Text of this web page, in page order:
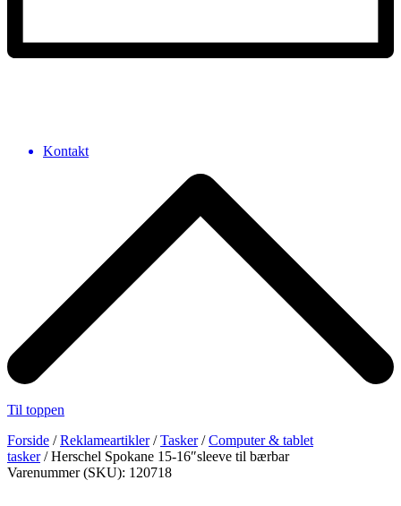
Kontakt
Til toppen
Forside /Reklameartikler/Tasker/Computer & tablet
tasker/ Herschel Spokane 15-16″sleeve til bærbar
Varenummer (SKU): 120718